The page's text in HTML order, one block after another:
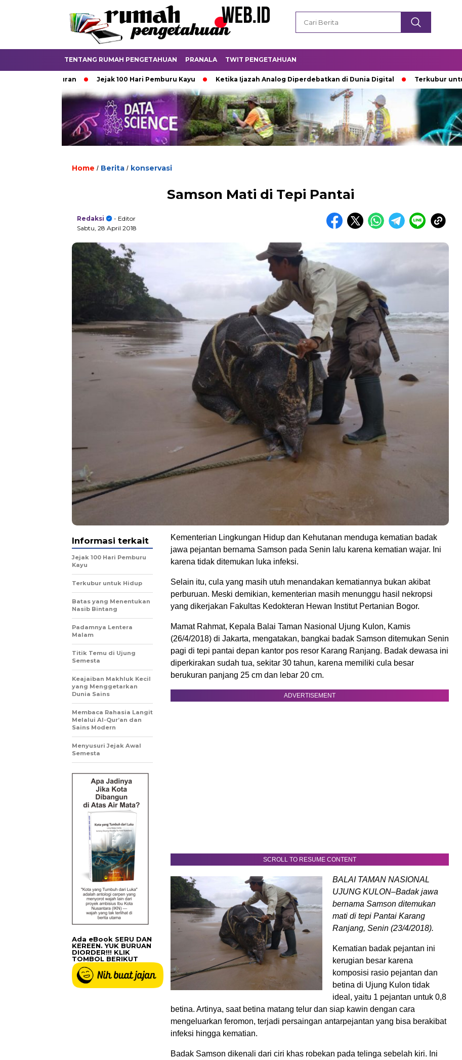
TENTANG RUMAH PENGETAHUAN PRANALA TWIT PENGETAHUAN
Jejak 100 Hari Pemburu Kayu Ketika Ijazah Analog Diperdebatkan di Dunia Digital Terkubur untuk Hidup
Home / Berita / konservasi
Samson Mati di Tepi Pantai
Redaksi
- Editor
Sabtu, 28 April 2018
Kementerian Lingkungan Hidup dan Kehutanan menduga kematian badak
jawa pejantan bernama Samson pada Senin lalu karena kematian wajar. Ini
karena tidak ditemukan luka infeksi.
Selain itu, cula yang masih utuh menandakan kematiannya bukan akibat
perburuan. Meski demikian, kementerian masih menunggu hasil nekropsi
yang dikerjakan Fakultas Kedokteran Hewan Institut Pertanian Bogor.
Mamat Rahmat, Kepala Balai Taman Nasional Ujung Kulon, Kamis
(26/4/2018) di Jakarta, mengatakan, bangkai badak Samson ditemukan Senin
pagi di tepi pantai depan kantor pos resor Karang Ranjang. Badak dewasa ini
diperkirakan sudah tua, sekitar 30 tahun, karena memiliki cula besar
berukuran panjang 25 cm dan lebar 20 cm.
ADVERTISEMENT
SCROLL TO RESUME CONTENT
BALAI TAMAN NASIONAL
UJUNG KULON–Badak jawa
bernama Samson ditemukan
mati di tepi Pantai Karang
Ranjang, Senin (23/4/2018).
Kematian badak pejantan ini
kerugian besar karena
komposisi rasio pejantan dan
betina di Ujung Kulon tidak
ideal, yaitu 1 pejantan untuk 0,8
betina. Artinya, saat betina matang telur dan siap kawin dengan cara
mengeluarkan feromon, terjadi persaingan antarpejantan yang bisa berakibat
infeksi hingga kematian.
Badak Samson dikenali dari ciri khas robekan pada telinga sebelah kiri. Ini
Informasi terkait
Jejak 100 Hari Pemburu
Kayu
Terkubur untuk Hidup
Batas yang Menentukan
Nasib Bintang
Padamnya Lentera
Malam
Titik Temu di Ujung
Semesta
Keajaiban Makhluk Kecil
yang Menggetarkan
Dunia Sains
Membaca Rahasia Langit
Melalui Al-Qur’an dan
Sains Modern
Menyusuri Jejak Awal
Semesta
Ada eBook SERU DAN
KEREEN. YUK BURUAN
DIORDER!!! KLIK
TOMBOL BERIKUT